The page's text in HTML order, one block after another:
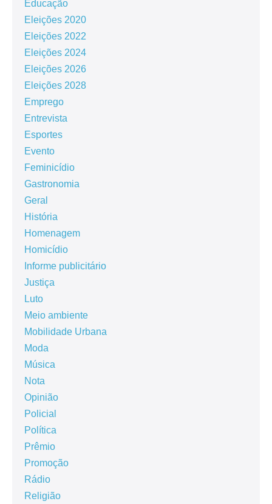
Educação
Eleições 2020
Eleições 2022
Eleições 2024
Eleições 2026
Eleições 2028
Emprego
Entrevista
Esportes
Evento
Feminicídio
Gastronomia
Geral
História
Homenagem
Homicídio
Informe publicitário
Justiça
Luto
Meio ambiente
Mobilidade Urbana
Moda
Música
Nota
Opinião
Policial
Política
Prêmio
Promoção
Rádio
Religião